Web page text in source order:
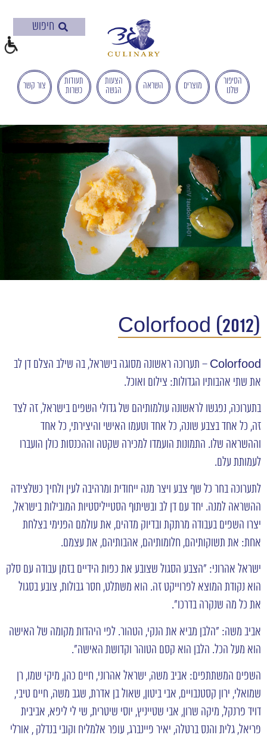
הישראלי
לְהַנְגָּשָׁת
אָתָרִים".
הַמְּסַיַּעַת
לִנְגִישׁוּת
לִפְתִיחַת
תַּפְרִיט
הֵנְּגִישׁוּת
לְחַץ
ALT+0
הסיפור
שלנו
מוצרים השראה
הצעות
הגשה
תעודות
כשרות
צור קשר
(Colorfood (2012
Colorfood – תערוכה ראשונה מסוגה בישראל, בה שילב הצלם דן לב
את שתי אהבותיו הגדולות: צילום ואוכל.
בתערוכה, נפגשו לראשונה עולמותיהם של גדולי השפים בישראל, זה לצד
זה, כל אחד בצבע שונה, כל אחד וטעמו האישי והיצירתי, כל אחד
וההשראה שלו. התמונות הועמדו למכירה שקטה וההכנסות כולן הועברו
לעמותת עלם.
לתערוכה בחר כל שף צבע ויצר מנה ייחודית ומרהיבה לעין ולחיך כשלצידה
ההשראה למנה. יחד עם דן לב ובשיתוף הסטייליסטיות המובילות בישראל,
יצרו השפים בעבודה מרתקת ובדיוק מדהים, את עולמם הפנימי בצלחת
אחת: את תשוקותיהם, חלומותיהם, אהבותיהם, את עצמם.
ישראל אהרוני: ״הצבע הסגול שצובע את כפות הידיים בזמן עבודה עם סלק
הוא נקודת המוצא לפרוייקט זה. הוא משתלט, חסר גבולות, צובע בסגול
את כל מה שנקרה בדרכו״.
אביב משה: ״הלבן מביא את הנקי, הטהור. לפי היהדות מקומה של האישה
הוא מעל הכל. הלבן הוא קסם הטוהר וקדושת האישה״.
השפים המשתתפים: אביב משה, ישראל אהרוני, חיים כהן, מיקי שמו, רן
שמואלי, ירון קסטנבויים, אבי ביטון, שאול בן אדרת, שגב משה, חיים טיבי,
דויד פרנקל, מיקה שרון, אבי שטייניץ, יוסי שיטרית, שי לי ליפא, אביבית
פריאל, גלית והנס ברטלה, יאיר פיינברג, עופר אלמליח וקובי בנדלק , אורלי